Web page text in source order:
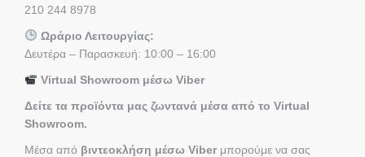
210 244 8978
Ωράριο Λειτουργίας:
Δευτέρα – Παρασκευή: 10:00 – 16:00
Virtual Showroom μέσω Viber
Δείτε τα προϊόντα μας ζωντανά μέσα από το Virtual
Showroom.
Μέσα από βιντεοκλήση μέσω Viber μπορούμε να σας